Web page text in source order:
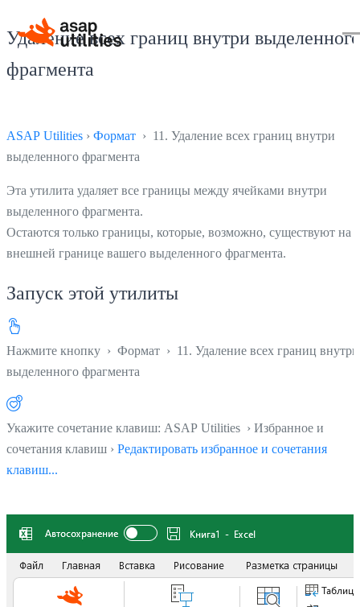
Удаление всех границ внутри выделенного
фрагмента
ASAP Utilities › Формат › 11. Удаление всех границ внутри
выделенного фрагмента
Эта утилита удаляет все границы между ячейками внутри
выделенного фрагмента.
Остаются только границы, которые, возможно, существуют на
внешней границе вашего выделенного фрагмента.
Запуск этой утилиты
Нажмите кнопку › Формат › 11. Удаление всех границ внутри
выделенного фрагмента
Укажите сочетание клавиш: ASAP Utilities › Избранное и
сочетания клавиш › Редактировать избранное и сочетания
клавиш...